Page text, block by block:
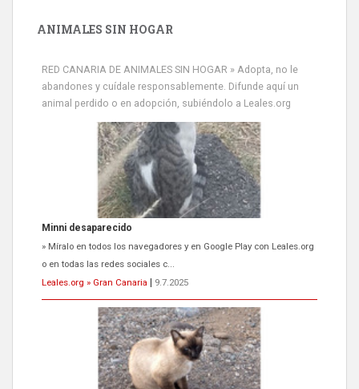
ANIMALES SIN HOGAR
RED CANARIA DE ANIMALES SIN HOGAR » Adopta, no le
abandones y cuídale responsablemente. Difunde aquí un
animal perdido o en adopción, subiéndolo a Leales.org
Siami Perdida
Se llama Siami,es hembra de 4 años,esterilizada con marca de
oreja,cariñosa,mimosa pero miedosa,e...
Leales.org » Gran Canaria
9.7.2025